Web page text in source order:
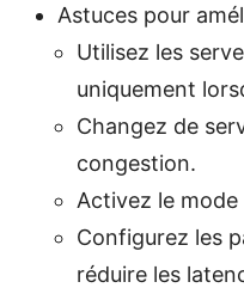
Astuces pour
Utilisez les
uniquement
Changez de
congestion.
Activez le
Configurez les
réduire les